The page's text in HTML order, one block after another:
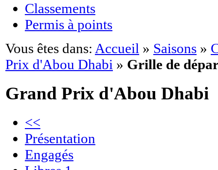
Classements
Permis à points
Vous êtes dans: Accueil » Saisons »
Prix d'Abou Dhabi » Grille de
Grand Prix d'Abou Dhabi
<<
Présentation
Engagés